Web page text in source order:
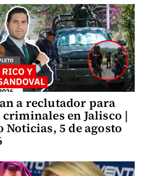
a reclutador para
en Jalisco |
5 de agosto